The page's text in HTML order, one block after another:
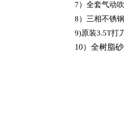
7）全套气
8）三相不锈
9)原装3.5T打
10）全树脂